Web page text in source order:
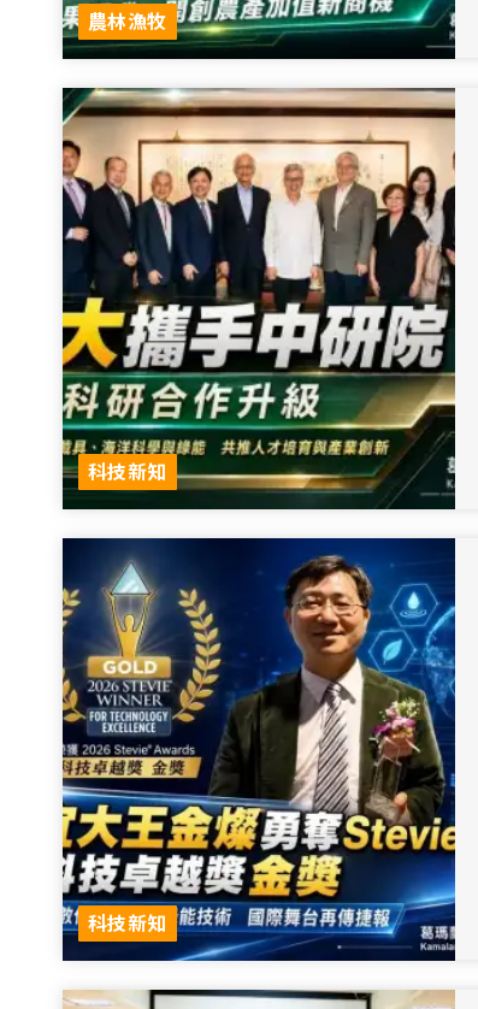
農林漁牧
科技新知
科技新知